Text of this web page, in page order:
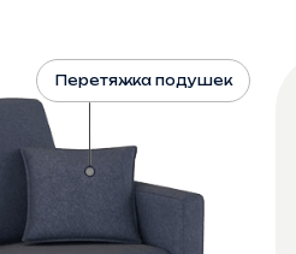
Перетяжка подушек